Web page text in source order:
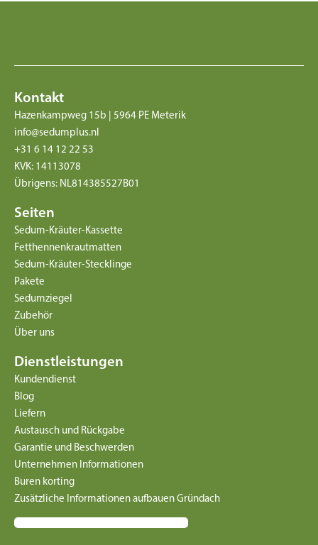
Kontakt
Hazenkampweg 15b | 5964 PE Meterik
info@sedumplus.nl
+31 6 14 12 22 53
KVK: 14113078
Übrigens: NL814385527B01
Seiten
Sedum-Kräuter-Kassette
Fetthennenkrautmatten
Sedum-Kräuter-Stecklinge
Pakete
Sedumziegel
Zubehör
Über uns
Dienstleistungen
Kundendienst
Blog
Liefern
Austausch und Rückgabe
Garantie und Beschwerden
Unternehmen Informationen
Buren korting
Zusätzliche Informationen aufbauen Gründach